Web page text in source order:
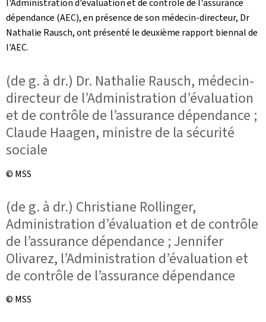
l'Administration d'évaluation et de contrôle de l'assurance
dépendance (AEC), en présence de son médecin-directeur, Dr
Nathalie Rausch, ont présenté le deuxième rapport biennal de
l'AEC.
(de g. à dr.) Dr. Nathalie Rausch, médecin-
directeur de l’Administration d’évaluation
et de contrôle de l’assurance dépendance ;
Claude Haagen, ministre de la sécurité
sociale
© MSS
(de g. à dr.) Christiane Rollinger,
Administration d’évaluation et de contrôle
de l’assurance dépendance ; Jennifer
Olivarez, l’Administration d’évaluation et
de contrôle de l’assurance dépendance
© MSS